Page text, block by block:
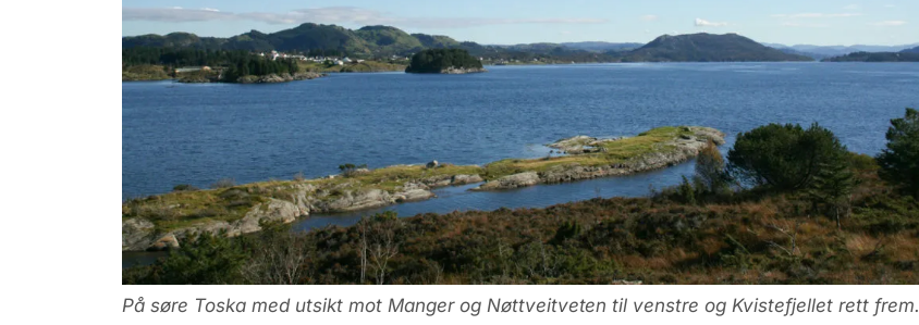
På søre Toska med utsikt mot Manger og Nøttveitveten til venstre og Kvistefjellet rett frem.